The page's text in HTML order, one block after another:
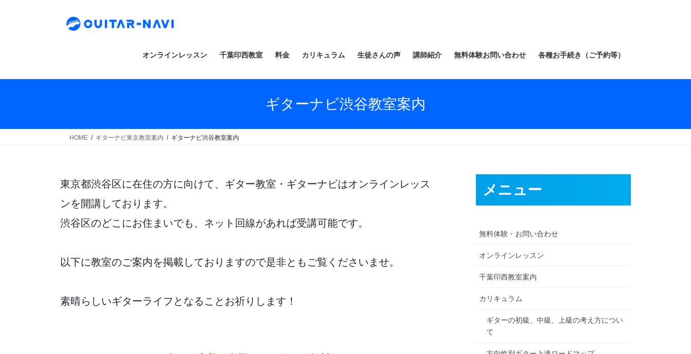
オンラインレッスン 千葉印西教室 料金 カリキュラム 生徒さんの声 講師紹介 無料体験お問い合わせ 各種お手続き（ご予約等）
ギターナビ渋谷教室案内
HOME ギターナビ東京教室案内 ギターナビ渋谷教室案内
東京都渋谷区に在住の方に向けて、ギター教室・ギターナビはオンラインレッス
ンを開講しております。
渋谷区のどこにお住まいでも、ネット回線があれば受講可能です。
以下に教室のご案内を掲載しておりますので是非ともご覧くださいませ。
素晴らしいギターライフとなることお祈りします！
メニュー
無料体験・お問い合わせ
オンラインレッスン
千葉印西教室案内
カリキュラム
ギターの初級、中級、上級の考え方につい
て